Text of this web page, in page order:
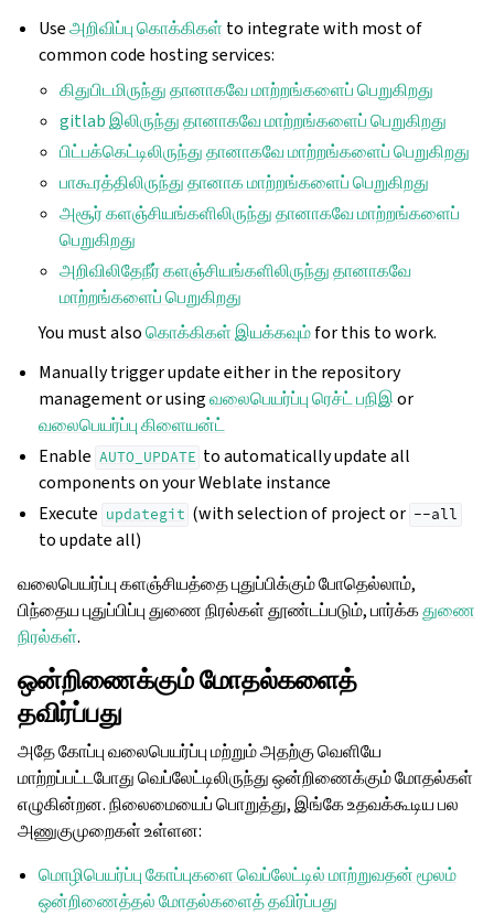
Useஅறிவிப்பு கொக்கிகள் to integrate with most of
common code hosting services:
கிதுபிடமிருந்து தானாகவே மாற்றங்களைப் பெறுகிறது
gitlab இலிருந்து தானாகவே மாற்றங்களைப் பெறுகிறது
பிட்பக்கெட்டிலிருந்து தானாகவே மாற்றங்களைப் பெறுகிறது
பாகூரத்திலிருந்து தானாக மாற்றங்களைப் பெறுகிறது
அசூர் களஞ்சியங்களிலிருந்து தானாகவே மாற்றங்களைப்
பெறுகிறது
அறிவிலிதேநீர் களஞ்சியங்களிலிருந்து தானாகவே
மாற்றங்களைப் பெறுகிறது
You must alsoகொக்கிகள் இயக்கவும்for this to work.
Manually trigger update either in the repository
management or usingவலைபெயர்ப்பு ரெச்ட் பநிஇor
வலைபெயர்ப்பு கிளையன்ட்
Enable AUTO_UPDATE to automatically update all
components on your Weblate instance
Execute updategit (with selection of project or --all
to update all)
வலைபெயர்ப்பு களஞ்சியத்தை புதுப்பிக்கும் போதெல்லாம்,
பிந்தைய புதுப்பிப்பு துணை நிரல்கள் தூண்டப்படும், பார்க்கதுணை
நிரல்கள்.
ஒன்றிணைக்கும் மோதல்களைத்
தவிர்ப்பது
அதே கோப்பு வலைபெயர்ப்பு மற்றும் அதற்கு வெளியே
மாற்றப்பட்டபோது வெப்லேட்டிலிருந்து ஒன்றிணைக்கும் மோதல்கள்
எழுகின்றன. நிலைமையைப் பொறுத்து, இங்கே உதவக்கூடிய பல
அணுகுமுறைகள் உள்ளன:
மொழிபெயர்ப்பு கோப்புகளை வெப்லேட்டில் மாற்றுவதன் மூலம்
ஒன்றிணைத்தல் மோதல்களைத் தவிர்ப்பது